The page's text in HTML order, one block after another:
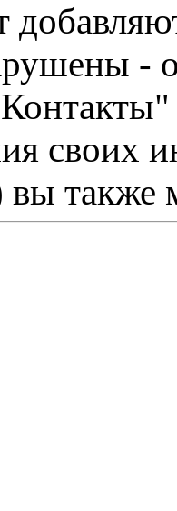
-
своих
также